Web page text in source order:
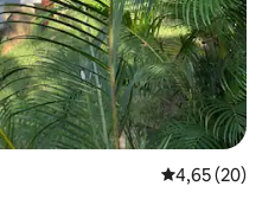
4,65 (20)